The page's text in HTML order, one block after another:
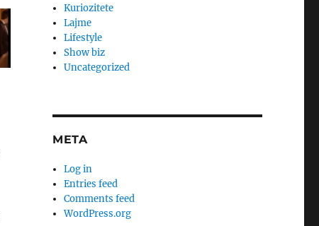
Kuriozitete
Lajme
Lifestyle
Show biz
Uncategorized
META
Log in
Entries feed
Comments feed
WordPress.org